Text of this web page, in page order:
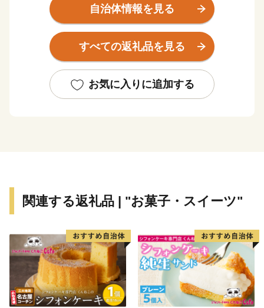
春はさくら。
樹齢約1200年の薬師桜や子守堂桜をはじめとした古典
桜の名所です。
満開が近づくころには桜まつりが開催され、たくさんの
夏は紅花。
白鷹のヤナ漁が本番を迎える初秋、日本一の規模を誇る
通常よりもひときわ大きく、身のしまりが格別な白鷹の
鮎。
塩焼きだけでなく、お刺身や唐揚げなど、獲れたてなら
ではの味覚も楽しめる、秋の風物詩です。
自治体情報を見る
すべての返礼品を見る
お気に入りに追加する
関連する返礼品 | "お菓子・スイーツ"